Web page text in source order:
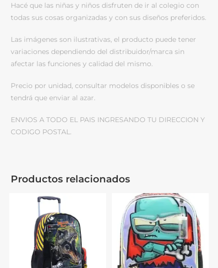
Hacé que las niñas y niños disfruten de ir al colegio con
todas sus cosas organizadas y con sus diseños preferidos.
Las imágenes son ilustrativas, el producto puede tener
variaciones dependiendo del distribuidor/marca sin
afectar las funciones y calidad del mismo.
Precio por unidad, consultar modelos disponibles o se
tendrá que enviar al azar.
ENVIOS A TODO EL PAIS INGRESANDO TU DIRECCION Y
CODIGO POSTAL.
Productos relacionados